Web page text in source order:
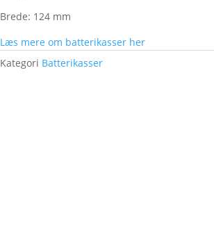
Brede: 124 mm
Læs mere om batterikasser her
Kategori Batterikasser